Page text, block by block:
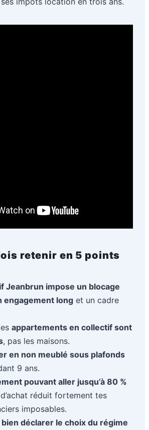
retenir en 5 points
Jeanbrun impose un blocage
engagement long et un cadre
appartements en collectif sont
, pas les maisons.
en non meublé sous plafonds
9 ans.
pouvant aller jusqu’à 80 %
réduit fortement tes
imposables.
déclarer le choix du régime